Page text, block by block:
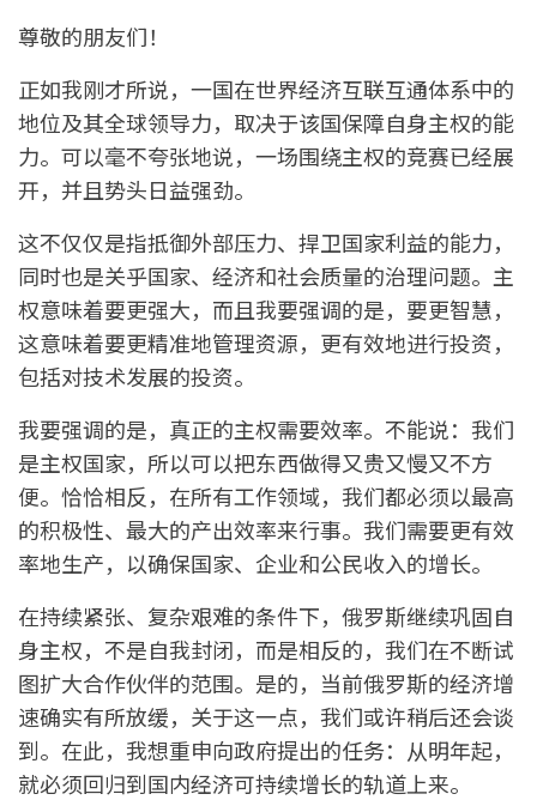
尊敬的朋友们！
正如我刚才所说，一国在世界经济互联互通体系中的
地位及其全球领导力，取决于该国保障自身主权的能
力。可以毫不夸张地说，一场围绕主权的竞赛已经展
开，并且势头日益强劲。
这不仅仅是指抵御外部压力、捍卫国家利益的能力，
同时也是关乎国家、经济和社会质量的治理问题。主
权意味着要更强大，而且我要强调的是，要更智慧，
这意味着要更精准地管理资源，更有效地进行投资，
包括对技术发展的投资。
我要强调的是，真正的主权需要效率。不能说：我们
是主权国家，所以可以把东西做得又贵又慢又不方
便。恰恰相反，在所有工作领域，我们都必须以最高
的积极性、最大的产出效率来行事。我们需要更有效
率地生产，以确保国家、企业和公民收入的增长。
在持续紧张、复杂艰难的条件下，俄罗斯继续巩固自
身主权，不是自我封闭，而是相反的，我们在不断试
图扩大合作伙伴的范围。是的，当前俄罗斯的经济增
速确实有所放缓，关于这一点，我们或许稍后还会谈
到。在此，我想重申向政府提出的任务：从明年起，
就必须回归到国内经济可持续增长的轨道上来。